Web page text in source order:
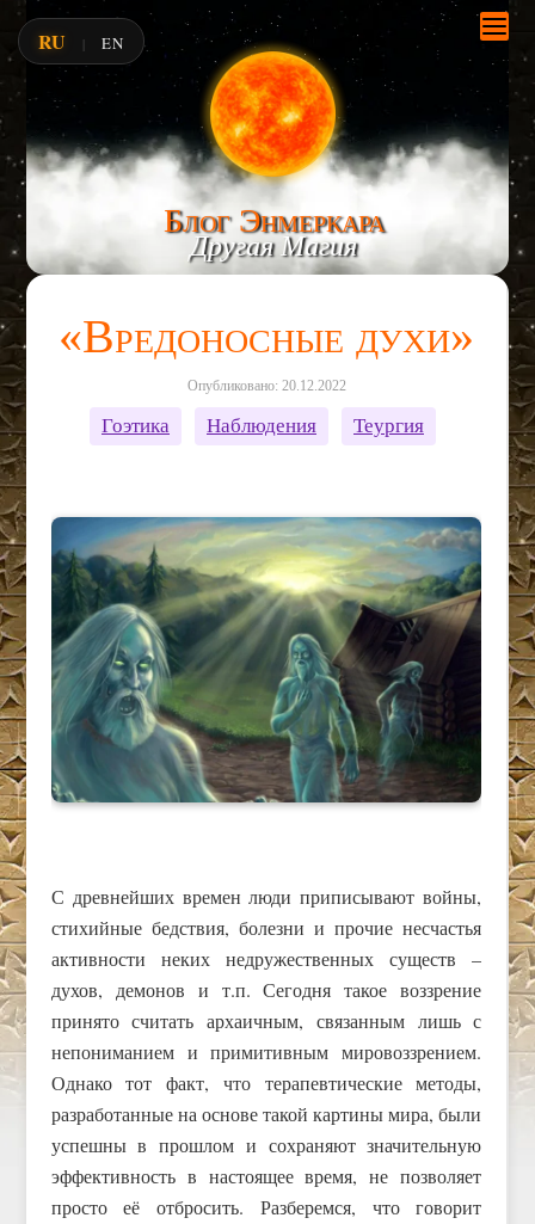
Блог Энмеркара
Другая Магия
«Вредоносные духи»
Опубликовано: 20.12.2022
Гоэтика Наблюдения Теургия
С древнейших времен люди приписывают войны,
стихийные бедствия, болезни и прочие несчастья
активности неких недружественных существ –
духов, демонов и т.п. Сегодня такое воззрение
принято считать архаичным, связанным лишь с
непониманием и примитивным мировоззрением.
Однако тот факт, что терапевтические методы,
разработанные на основе такой картины мира, были
успешны в прошлом и сохраняют значительную
эффективность в настоящее время, не позволяет
просто её отбросить. Разберемся, что говорит
RU | EN